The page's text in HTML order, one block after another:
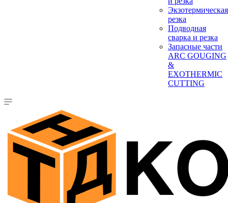
Экзотермическая
резка
Подводная
сварка и резка
Запасные части
ARC GOUGING
&
EXOTHERMIC
CUTTING